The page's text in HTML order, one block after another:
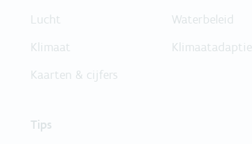
Lucht
Klimaat
Kaarten & cijfers
Waterbeleid
Klimaatadaptie
Tips